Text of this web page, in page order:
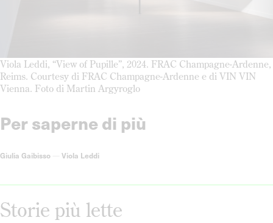
Viola Leddi, “View of Pupille”, 2024. FRAC Champagne-Ardenne,
Reims. Courtesy di FRAC Champagne-Ardenne e di VIN VIN
Vienna. Foto di Martin Argyroglo
Per saperne di più
Giulia Gaibisso Viola Leddi
Storie più lette